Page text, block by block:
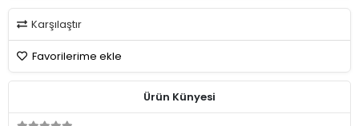
Karşılaştır
Favorilerime ekle
Ürün Künyesi